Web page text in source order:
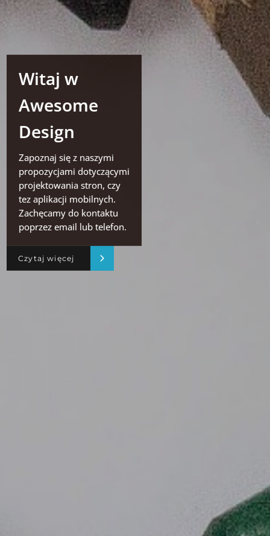
Witaj w
Awesome
Design
Zapoznaj się z naszymi
propozycjami dotyczącymi
projektowania stron, czy
tez aplikacji mobilnych.
Zachęcamy do kontaktu
poprzez email lub telefon.
Czytaj więcej